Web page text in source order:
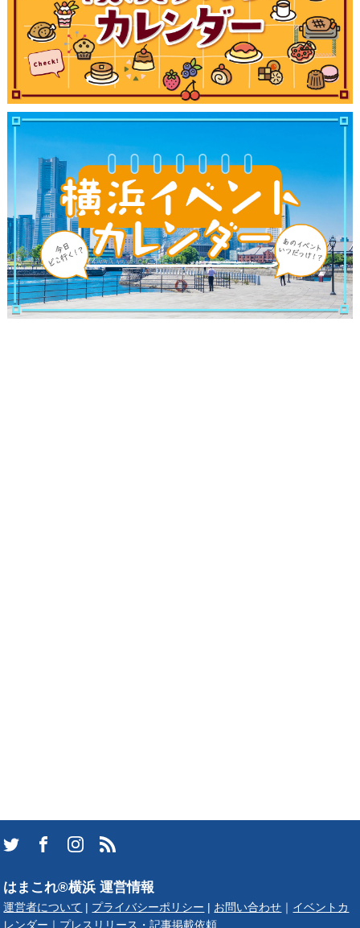
はまこれ®横浜 運営情報
運営者について | プライバシーポリシー | お問い合わせ ｜ イベントカ
レンダー ｜ プレスリリース・記事掲載依頼